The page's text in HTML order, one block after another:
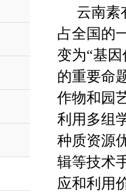
云南素
占全国的
变为“基
的重要命
作物和园
利用多组
种质资源
辑等技术
应和利用